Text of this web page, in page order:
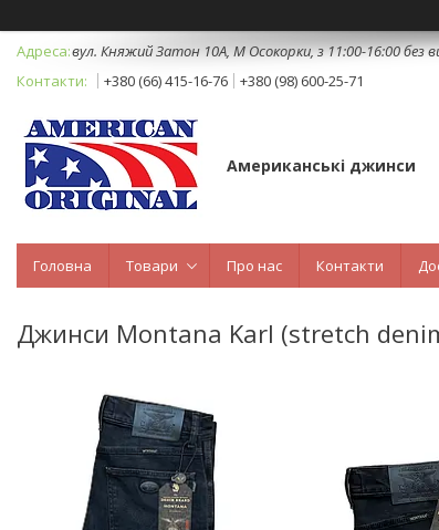
вул. Княжий Затон 10А, М Осокорки, з 11:00-16:00 без
+380 (66) 415-16-76
+380 (98) 600-25-71
Американські джинси
Головна Товари Про нас Контакти
Джинси Montana Karl (stretch